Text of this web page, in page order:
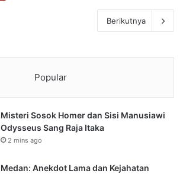
Berikutnya
Popular
Misteri Sosok Homer dan Sisi Manusiawi
Odysseus Sang Raja Itaka
2 mins ago
Medan: Anekdot Lama dan Kejahatan